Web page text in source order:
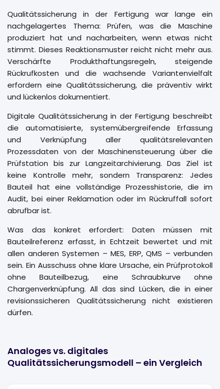
Qualitätssicherung in der Fertigung war lange ein
nachgelagertes Thema: Prüfen, was die Maschine
produziert hat und nacharbeiten, wenn etwas nicht
stimmt. Dieses Reaktionsmuster reicht nicht mehr aus.
Verschärfte Produkthaftungsregeln, steigende
Rückrufkosten und die wachsende Variantenvielfalt
erfordern eine Qualitätssicherung, die präventiv wirkt
und lückenlos dokumentiert.
Digitale Qualitätssicherung in der Fertigung beschreibt
die automatisierte, systemübergreifende Erfassung
und Verknüpfung aller qualitätsrelevanten
Prozessdaten von der Maschinensteuerung über die
Prüfstation bis zur Langzeitarchivierung. Das Ziel ist
keine Kontrolle mehr, sondern Transparenz: Jedes
Bauteil hat eine vollständige Prozesshistorie, die im
Audit, bei einer Reklamation oder im Rückruffall sofort
abrufbar ist.
Was das konkret erfordert: Daten müssen mit
Bauteilreferenz erfasst, in Echtzeit bewertet und mit
allen anderen Systemen – MES, ERP, QMS – verbunden
sein. Ein Ausschuss ohne klare Ursache, ein Prüfprotokoll
ohne Bauteilbezug, eine Schraubkurve ohne
Chargenverknüpfung. All das sind Lücken, die in einer
revisionssicheren Qualitätssicherung nicht existieren
dürfen.
Analoges vs. digitales
Qualitätssicherungsmodell – ein Vergleich